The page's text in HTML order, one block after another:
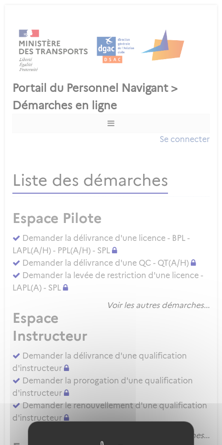
Se connecter
Liste des démarches
Espace Pilote
Demander la délivrance d'une licence - BPL -
LAPL(A/H) - PPL(A/H) - SPL
Demander la délivrance d'une QC - QT(A/H)
Demander la levée de restriction d'une licence -
LAPL(A) - SPL
Voir les autres démarches...
Espace
Instructeur
Demander la délivrance d'une qualification
d'instructeur
Demander la prorogation d'une qualification
d'instructeur
Demander le renouvellement d'une qualification
d'instructeur
Voir les autres démarches...